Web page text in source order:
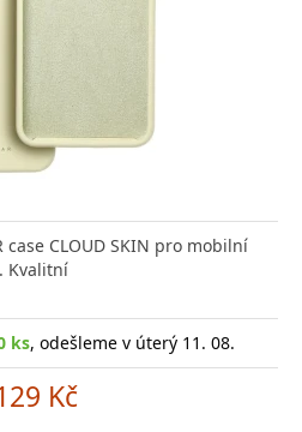
CLOUD SKIN pro mobilní
Kvalitní
ks, odešleme v úterý 11. 08.
Kč